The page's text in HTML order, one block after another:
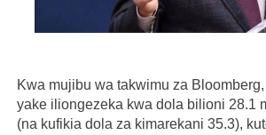
Kwa mujibu wa takwimu za
yake iliongezeka kwa dola bilioni 28.1
(na kufikia dola za kimarekani 35.3),